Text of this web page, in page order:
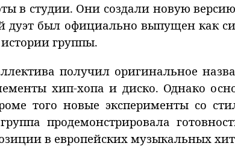
в студии. Они создали новую
дуэт был официально выпущен как
группы.
получил оригинальное
хип-хопа и диско. Однако
того новые эксперименты со
продемонстрировала
в европейских музыкальных